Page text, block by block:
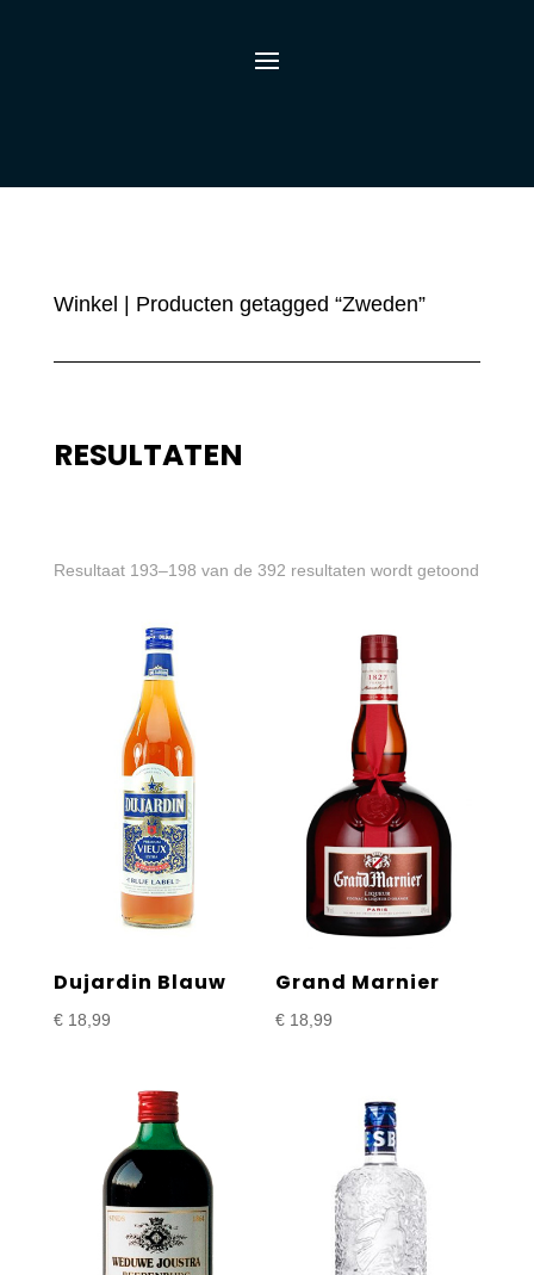
Winkel | Producten getagged “Zweden”
RESULTATEN
Resultaat 193–198 van de 392 resultaten wordt getoond
Dujardin Blauw
€18,99
Grand Marnier
€ 18,99